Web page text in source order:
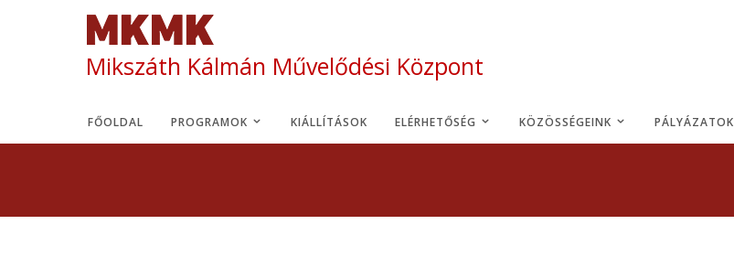
Mikszáth Kálmán Művelődési Központ
FŐOLDAL PROGRAMOK KIÁLLÍTÁSOK ELÉRHETŐSÉG KÖZÖSSÉGEINK PÁLYÁZATOK